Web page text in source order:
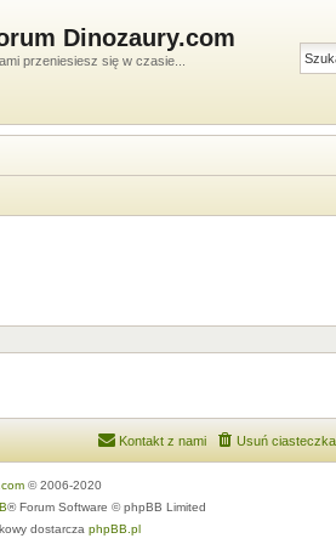
Dinozaury.com
przeniesiesz się w czasie...
Usuń
Kontakt z nami
© 2006-2020
® Forum Software © phpBB Limited
dostarcza phpBB.pl